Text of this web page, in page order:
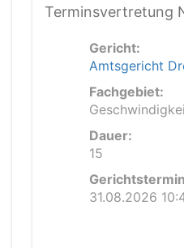
Terminsvertretung
Gericht:
Amtsgericht
Fachgebiet:
Dauer:
15
31.08.2026